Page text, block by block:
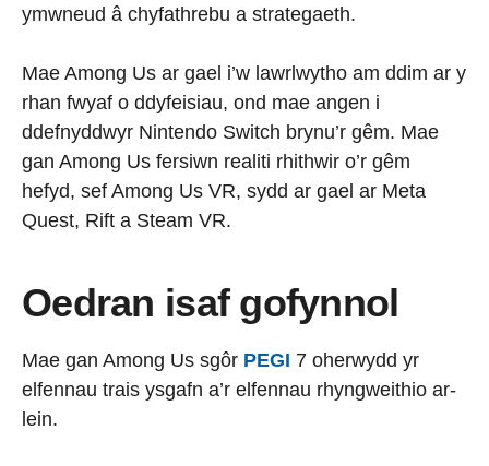
ymwneud â chyfathrebu a strategaeth.
Mae Among Us ar gael i’w lawrlwytho am ddim ar y
rhan fwyaf o ddyfeisiau, ond mae angen i
ddefnyddwyr Nintendo Switch brynu’r gêm. Mae
gan Among Us fersiwn realiti rhithwir o’r gêm
hefyd, sef Among Us VR, sydd ar gael ar Meta
Quest, Rift a Steam VR.
Oedran isaf gofynnol
Mae gan Among Us sgôr PEGI 7 oherwydd yr
elfennau trais ysgafn a’r elfennau rhyngweithio ar-
lein.